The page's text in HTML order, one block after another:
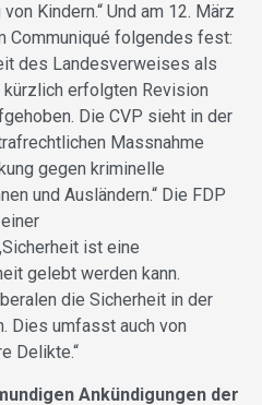
Kindern.“ Und am 12. März
Communiqué folgendes fest:
des Landesverweises als
erfolgten Revision
Die CVP sieht in der
Massnahme
gegen kriminelle
und Ausländern.“ Die FDP
ist eine
gelebt werden kann.
die Sicherheit in der
Dies umfasst auch von
Delikte.“
Ankündigungen der